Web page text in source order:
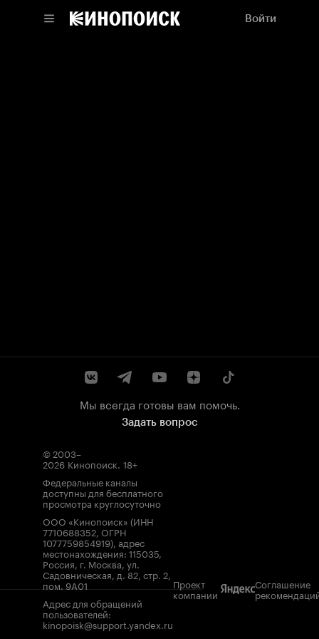
Войти
Мы всегда готовы вам помочь.
Задать вопрос
© 2003–
2026 Кинопоиск. 18+
Федеральные каналы
доступны для бесплатного
просмотра круглосуточно
ООО «Кинопоиск» (ИНН
7710688352, ОГРН
1077759854919), адрес
местонахождения: 115035,
Россия, г. Москва, ул.
Садовническая, д. 82, стр. 2,
пом. 9А01
Адрес для обращений
пользователей:
kinopoisk@support.yandex.ru
Проект
компании
Соглашение